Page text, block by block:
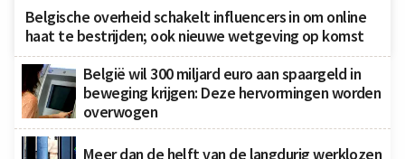
Belgische overheid schakelt influencers in om online
haat te bestrijden; ook nieuwe wetgeving op komst
België wil 300 miljard euro aan spaargeld in
beweging krijgen: Deze hervormingen worden
overwogen
Meer dan de helft van de langdurig werklozen